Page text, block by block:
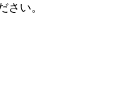
さい。